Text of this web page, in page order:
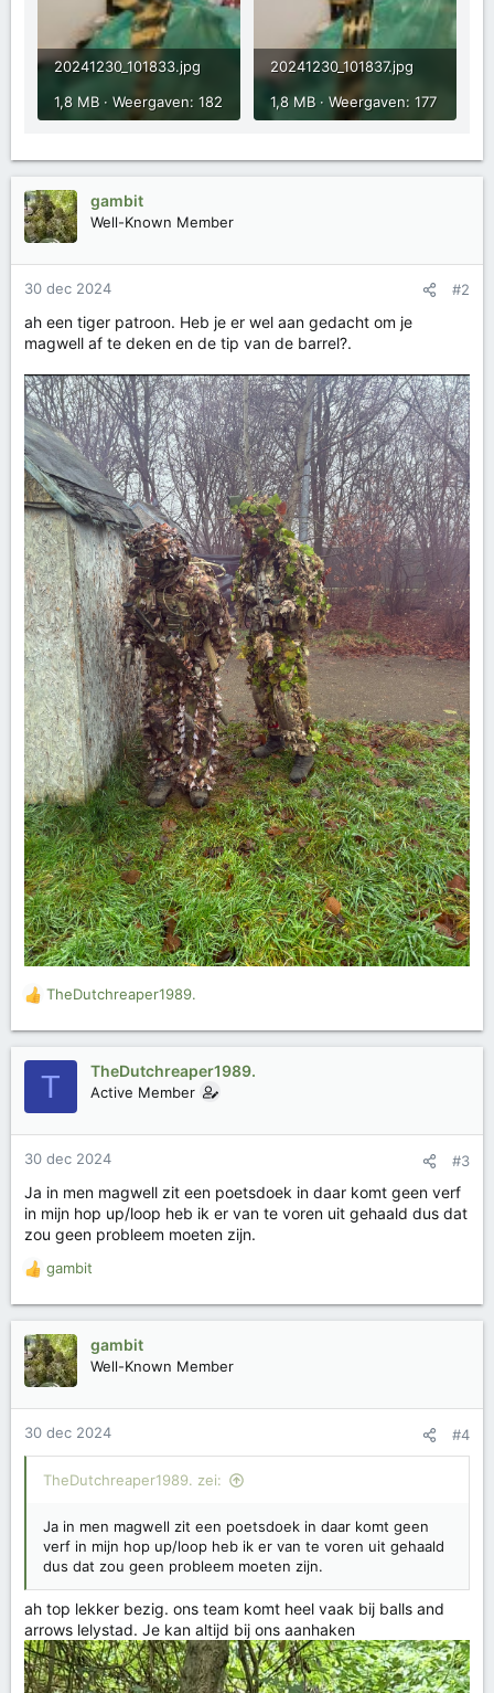
20241230_101833.jpg
1,8 MB · Weergaven: 182
20241230_101837.jpg
1,8 MB · Weergaven: 177
gambit
Well-Known Member
30 dec 2024 #2
ah een tiger patroon. Heb je er wel aan gedacht om je
magwell af te deken en de tip van de barrel?.
W
r
n
e
n
:
TheDutchreaper1989.
T TheDutchreaper1989.
Active Member
30 dec 2024 #3
Ja in men magwell zit een poetsdoek in daar komt geen verf
in mijn hop up/loop heb ik er van te voren uit gehaald dus dat
zou geen probleem moeten zijn.
W
r
d
e
n
g
gambit
gambit
Well-Known Member
30 dec 2024 #4
TheDutchreaper1989. zei:
Ja in men magwell zit een poetsdoek in daar komt geen
verf in mijn hop up/loop heb ik er van te voren uit gehaald
dus dat zou geen probleem moeten zijn.
ah top lekker bezig. ons team komt heel vaak bij balls and
arrows lelystad. Je kan altijd bij ons aanhaken